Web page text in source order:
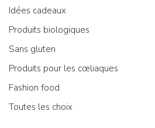
Idées cadeaux
Produits biologiques
Sans gluten
Produits pour les cœliaques
Fashion food
Toutes les choix